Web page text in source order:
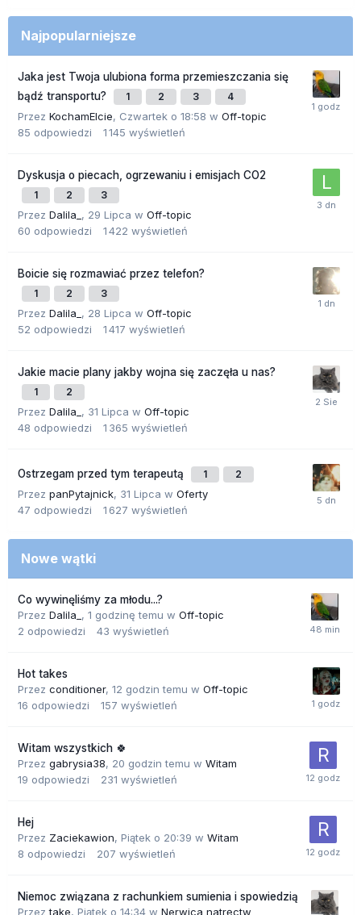
Najpopularniejsze
Jaka jest Twoja ulubiona forma przemieszczania się
bądź transportu?
1 2 3 4
Przez KochamElcie, Czwartek o 18:58 w Off-topic
85 odpowiedzi 1 145 wyświetleń
Dyskusja o piecach, ogrzewaniu i emisjach CO2
1 2 3
Przez Dalila_ , 29 Lipca w Off-topic
60 odpowiedzi 1 422 wyświetleń
Boicie się rozmawiać przez telefon?
1 2 3
Przez Dalila_ , 28 Lipca w Off-topic
52 odpowiedzi 1 417 wyświetleń
Jakie macie plany jakby wojna się zaczęła u nas?
1 2
Przez Dalila_ , 31 Lipca w Off-topic
48 odpowiedzi 1 365 wyświetleń
Ostrzegam przed tym terapeutą 1 2
Przez panPytajnick, 31 Lipca w Oferty
47 odpowiedzi 1 627 wyświetleń
Nowe wątki
Co wywinęliśmy za młodu...?
Przez Dalila_ , 1 godzinę temu w Off-topic
2 odpowiedzi 43 wyświetleń
Hot takes
Przez conditioner, 12 godzin temu w Off-topic
16 odpowiedzi 157 wyświetleń
Witam wszystkich 🍀
Przez gabrysia38, 20 godzin temu w Witam
19 odpowiedzi 231 wyświetleń
Hej
Przez Zaciekawion, Piątek o 20:39 w Witam
8 odpowiedzi 207 wyświetleń
Niemoc związana z rachunkiem sumienia i spowiedzią
Przeztake, Piątek o 14:34 w Nerwica natręctw